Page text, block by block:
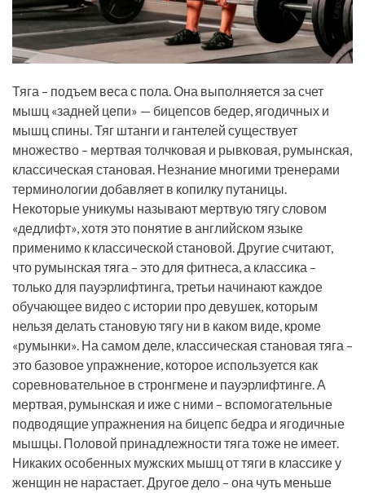
Тяга – подъем веса с пола. Она выполняется за счет
мышц «задней цепи» — бицепсов бедер, ягодичных и
мышц спины. Тяг штанги и гантелей существует
множество – мертвая толчковая и рывковая, румынская,
классическая становая. Незнание многими тренерами
терминологии добавляет в копилку путаницы.
Некоторые уникумы называют мертвую тягу словом
«дедлифт», хотя это понятие в английском языке
применимо к классической становой. Другие считают,
что румынская тяга – это для фитнеса, а классика –
только для пауэрлифтинга, третьи начинают каждое
обучающее видео с истории про девушек, которым
нельзя делать становую тягу ни в каком виде, кроме
«румынки». На самом деле, классическая становая тяга –
это базовое упражнение, которое используется как
соревновательное в стронгмене и пауэрлифтинге. А
мертвая, румынская и иже с ними – вспомогательные
подводящие упражнения на бицепс бедра и ягодичные
мышцы. Половой принадлежности тяга тоже не имеет.
Никаких особенных мужских мышц от тяги в классике у
женщин не нарастает. Другое дело – она чуть меньше